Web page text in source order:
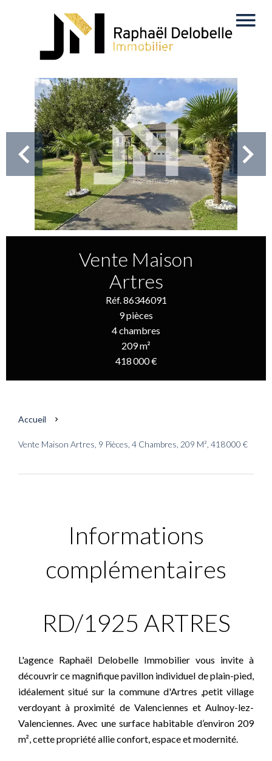
Vente Maison
Artres
Réf. 86346091
9 pièces
4 chambres
209 m²
418 000 €
Accueil
Vente Maison Artres, 9 Pièces, 4 Chambres, 209 M², 418 000 €
Informations
complémentaires
RD/1925 ARTRES
L'agence Raphaël Delobelle Immobilier vous invite à
découvrir ce magnifique pavillon individuel de plain-pied,
idéalement situé sur la commune d'Artres ,petit village
verdoyant à proximité de Valenciennes et Aulnoy-lez-
Valenciennes. Avec une surface habitable d’environ 209
m², cette propriété allie confort, espace et modernité.